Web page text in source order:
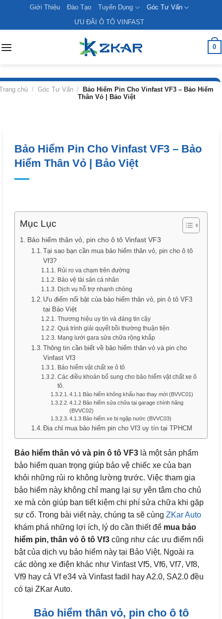
content
Giới Thiệu Đào Tạo Tuyển Dụng
Góc Tư Vấn
ƯU ĐÃI Ô TÔ VINFAST
0
chủ / Góc Tư Vấn /
Bảo Hiểm Pin Cho Vinfast VF3 – Bảo Hiểm
Thân Vỏ | Bảo Việt
Bảo Hiểm Pin Cho Vinfast VF3 – Bảo
Hiểm Thân Vỏ | Bảo Việt
Mục Lục
Bảo hiểm thân vỏ, pin cho ô tô Vinfast VF3
Tại sao bạn cần mua bảo hiểm thân vỏ, pin cho ô tô
Vf3?
Rủi ro va chạm trên đường
Bảo vệ tài sản cá nhân
Dịch vụ hỗ trợ nhanh chóng
Ưu điểm nổi bật của bảo hiểm thân vỏ, pin ô tô VF3
tại Bảo Việt
Thương hiệu uy tín và đáng tin cậy
Quá trình giải quyết bồi thường thuận tiện
Mạng lưới gara sửa chữa rộng khắp
Thông tin cần biết về bảo hiểm thân vỏ và pin cho
Vinfast Vf3
Bảo hiểm vật chất xe ô tô
Các điều khoản bổ sung cho bảo hiểm vật chất xe ô
tô.
4.1.1 Bảo hiểm không khấu hao thay mới (BVVC01)
4.1.2 Bảo hiểm sửa chữa tại garage chính hãng
(BVVC02)
4.1.3 Bảo hiểm xe bị ngập nước (BVVC03)
Địa chỉ mua bảo hiểm pin cho Vf3 uy tín tại TPHCM
Bảo hiểm thân vỏ và pin ô tô VF3 là một sản phẩm
bảo hiểm quan trọng giúp bảo vệ chiếc xe của bạn
khỏi những rủi ro không lường trước. Việc tham gia
bảo hiểm này không chỉ mang lại sự yên tâm cho chủ
xe mà còn giúp bạn tiết kiệm chi phí sửa chữa khi gặp
sự cố. Trong bài viết này, chúng ta sẽ cùng ZKar Auto
khám phá những lợi ích, lý do cần thiết để mua bảo
hiểm pin, thân vỏ ô tô Vf3 cũng như các ưu điểm nổi
bật của dịch vụ bảo hiểm này tại Bảo Việt. Ngoài ra
các dòng xe điện khác như Vinfast Vf5, Vf6, Vf7, Vf8,
Vf9 hay cả Vf e34 và Vinfast fadil hay A2.0, SA2.0 đều
có tại ZKar Auto.
Bảo hiểm thân vỏ, pin cho ô tô